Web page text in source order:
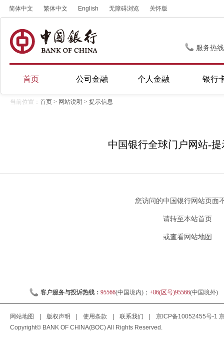
简体中文 繁体中文 English 无障碍浏览 关怀版
服务热
首页 公司金融 个人金融 银行
当前位置： 首页 > 网站说明 > 提示信息
中国银行全球门户网站-提
您访问的中国银行网站页面
请转至本站首页
或查看网站地图
客户服务与投诉热线： 95566(中国境内)； +86(区号)95566(中国境外)
网站地图 版权声明 使用条款 联系我们 京ICP备10052455号-1
Copyright© BANK OF CHINA(BOC) All Rights Reserved.